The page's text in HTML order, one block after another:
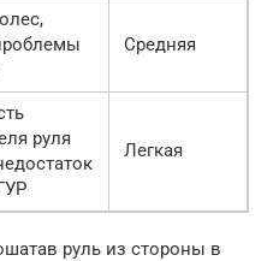
Средняя
руля
Легкая
руль из стороны в